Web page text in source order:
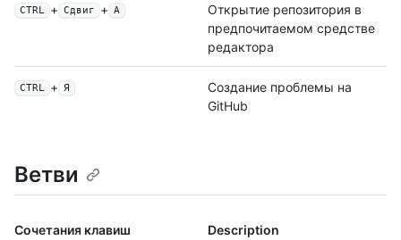
CTRL + Сдвиг + A
Открытие репозитория в
предпочитаемом средстве
редактора
CTRL + Я
Создание проблемы на
GitHub
Ветви
Сочетания клавиш Description